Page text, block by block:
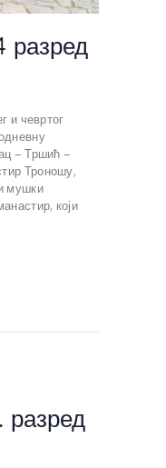
разред
и чевртог
– Тршић –
Троношу,
мушки
који
разред